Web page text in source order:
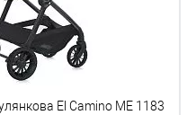
El Camino ME 1183